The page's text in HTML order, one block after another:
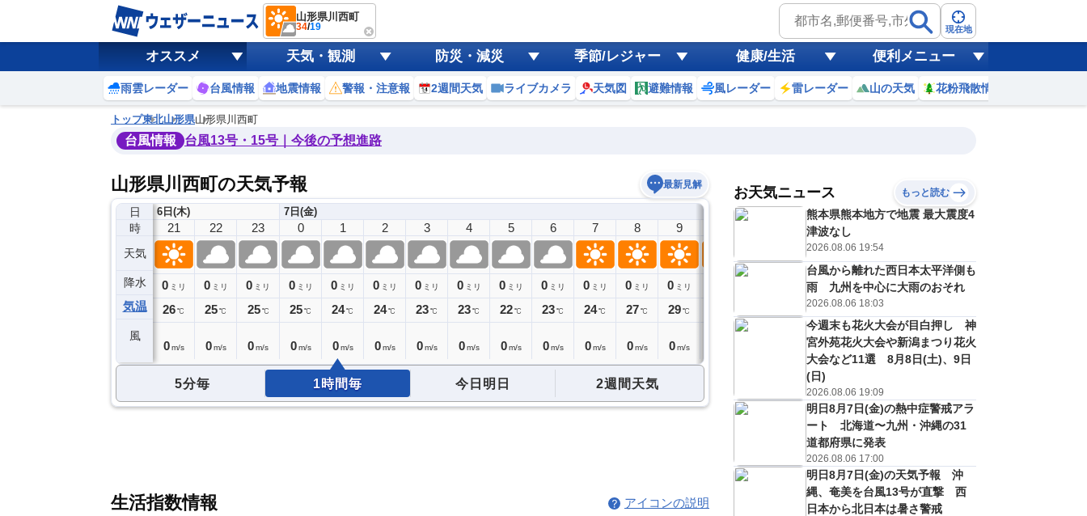
山形県川西町
34/19 現在地
オススメ 天気・観測 防災・減災 季節/レジャー 健康/生活 便利メニュー
雨雲レーダー 台風情報 地震情報 警報・注意報 2週間天気 ライブカメラ 天気図 避難情報 風レーダー 雷レーダー 山の天気 花粉飛散情報
トップ東北山形県山形県川西町
台風情報 台風13号・15号｜今後の予想進路
山形県川西町の天気予報 最新見解
日
時
天気
降水
気温
風
6日(木)
20
0ミリ
27℃
21
0 ミリ
26℃
0 m/s
22
0 ミリ
25℃
0 m/s
23
0 ミリ
25 ℃
0m/s
7日(金)
0
0 ミリ
25℃
0 m/s
1
0 ミリ
24℃
0 m/s
2
0 ミリ
24℃
0 m/s
3
0 ミリ
23℃
0 m/s
4
0 ミリ
23℃
0 m/s
5
0 ミリ
22℃
0 m/s
6
0 ミリ
23℃
0 m/s
7
0 ミリ
24℃
0 m/s
8
0 ミリ
27℃
0 m/s
9
0 ミリ
29℃
0 m/s
12
ミリ
33
m/s
13
0 ミリ
34
1m/s
0ミリ
33
1 m/s
0ミリ
1m/s
0
1 m/s
5分毎 1時間毎 今日明日 2週間天気
生活指数情報 アイコンの説明
お天気ニュース もっと読む
熊本県熊本地方で地震 最大震度4
津波なし
2026.08.06 19:54
台風から離れた西日本太平洋側も
雨 九州を中心に大雨のおそれ
2026.08.06 18:03
今週末も花火大会が目白押し 神
宮外苑花火大会や新潟まつり花火
大会など11選 8月8日(土)、9日
(日)
2026.08.06 19:09
明日8月7日(金)の熱中症警戒アラ
ート 北海道〜九州・沖縄の31
道都府県に発表
2026.08.06 17:00
明日8月7日(金)の天気予報 沖
縄、奄美を台風13号が直撃 西
日本から北日本は暑さ警戒